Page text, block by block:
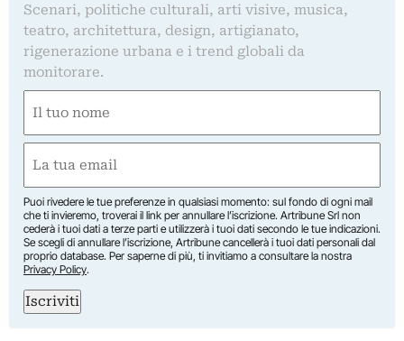
Scenari, politiche culturali, arti visive, musica,
teatro, architettura, design, artigianato,
rigenerazione urbana e i trend globali da
monitorare.
(Required)
First
(Required)
Puoi rivedere le tue preferenze in qualsiasi momento: sul fondo di ogni mail
che ti invieremo, troverai il link per annullare l’iscrizione. Artribune Srl non
cederà i tuoi dati a terze parti e utilizzerà i tuoi dati secondo le tue indicazioni.
Se scegli di annullare l’iscrizione, Artribune cancellerà i tuoi dati personali dal
proprio database. Per saperne di più, ti invitiamo a consultare la nostra
Privacy Policy.
Iscriviti